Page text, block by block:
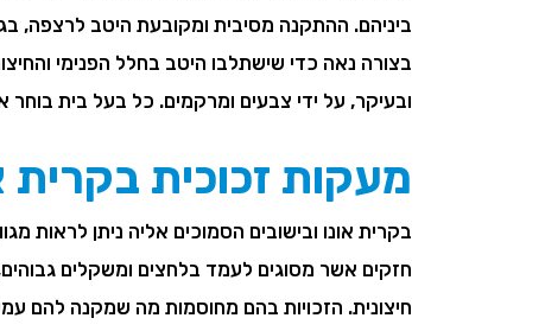
ביניהם. ההתקנה מסיבית ומקובעת היטב לרצפה,
בצורה נאה כדי שישתלבו היטב בחלל הפנימי
ובעיקר, על ידי צבעים ומרקמים. כל בעל בית בוחר
מעקות זכוכית בקרית
בקרית אונו ובישובים הסמוכים אליה ניתן לראות
חזקים אשר מסוגים לעמד בלחצים ומשקלים גבוהים,
חיצונית. הזכויות בהם מחוסמות מה שמקנה להם